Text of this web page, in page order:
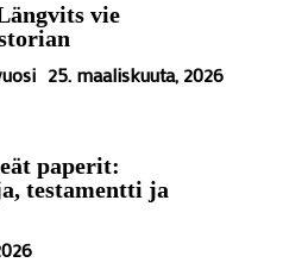
vie
25. maaliskuuta, 2026
paperit:
testamentti ja